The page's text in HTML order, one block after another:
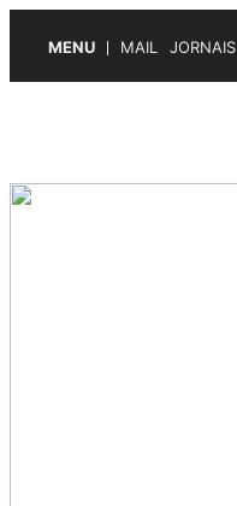
MENU MAIL JORNAIS